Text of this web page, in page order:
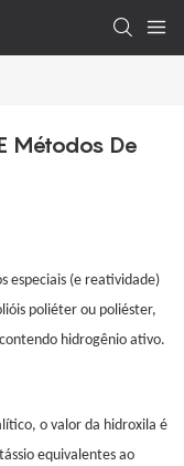
Métodos De
especiais (e reatividade)
poliéter ou poliéster,
hidrogênio ativo.
o valor da hidroxila é
equivalentes ao